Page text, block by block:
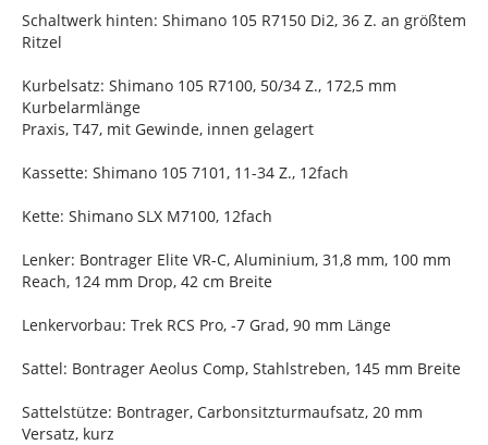
Schaltwerk hinten: Shimano 105 R7150 Di2, 36 Z. an größtem
Ritzel
Kurbelsatz: Shimano 105 R7100, 50/34 Z., 172,5 mm
Kurbelarmlänge
Praxis, T47, mit Gewinde, innen gelagert
Kassette: Shimano 105 7101, 11-34 Z., 12fach
Kette: Shimano SLX M7100, 12fach
Lenker: Bontrager Elite VR-C, Aluminium, 31,8 mm, 100 mm
Reach, 124 mm Drop, 42 cm Breite
Lenkervorbau: Trek RCS Pro, -7 Grad, 90 mm Länge
Sattel: Bontrager Aeolus Comp, Stahlstreben, 145 mm Breite
Sattelstütze: Bontrager, Carbonsitzturmaufsatz, 20 mm
Versatz, kurz